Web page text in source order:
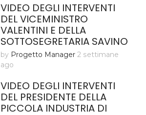
VIDEO DEGLI INTERVENTI
DEL VICEMINISTRO
VALENTINI E DELLA
SOTTOSEGRETARIA SAVINO
by Progetto Manager 2 settimane
ago
VIDEO DEGLI INTERVENTI
DEL PRESIDENTE DELLA
PICCOLA INDUSTRIA DI